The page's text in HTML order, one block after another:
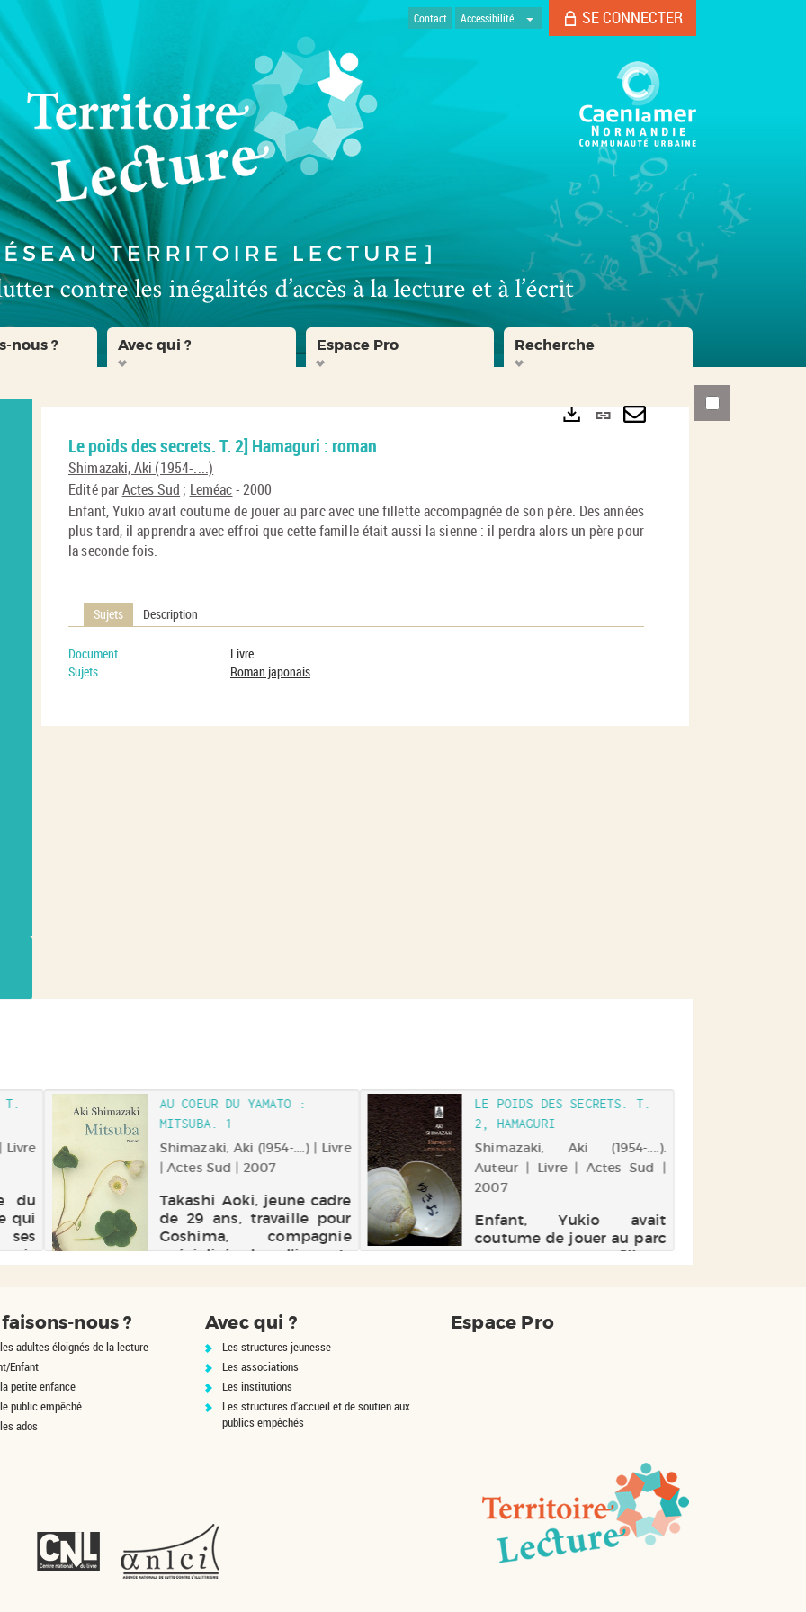
Contact Accessibilité SE CONNECTER
nous ? Avec qui ? Espace Pro Recherche
Le poids des secrets. T. 2] Hamaguri : roman
Shimazaki, Aki (1954-....)
Edité parActes Sud ; Leméac- 2000
Enfant, Yukio avait coutume de jouer au parc avec une fillette accompagnée de son père. Des années
plus tard, il apprendra avec effroi que cette famille était aussi la sienne : il perdra alors un père pour
la seconde fois.
Sujets Description
Document
Livre
Sujets
Roman japonais
Lien
fenêtre)
mail
AU COEUR DU YAMATO :
MITSUBA. 1
Shimazaki, Aki (1954-....) | Livre
| Actes Sud | 2007
Takashi Aoki, jeune cadre
de 29 ans, travaille pour
Goshima, compagnie
spécialisée dans l'import-
Celle-ci lui fait part de son
désir de quitter le japon
pour un...
LE POIDS DES SECRETS. T.
2, HAMAGURI
Shimazaki, Aki (1954-....).
Auteur | Livre | Actes Sud |
2007
Enfant, Yukio avait
coutume de jouer au parc
avec une fillette
effroi que cette famille
T.
Livre
du
qui
ses
le
nous ?
adultes éloignés de la lecture
Enfant
petite enfance
public empêché
ados
Avec qui ?
Les structures jeunesse
Les associations
Les institutions
Les structures d'accueil et de soutien aux
publics empêchés
Espace Pro